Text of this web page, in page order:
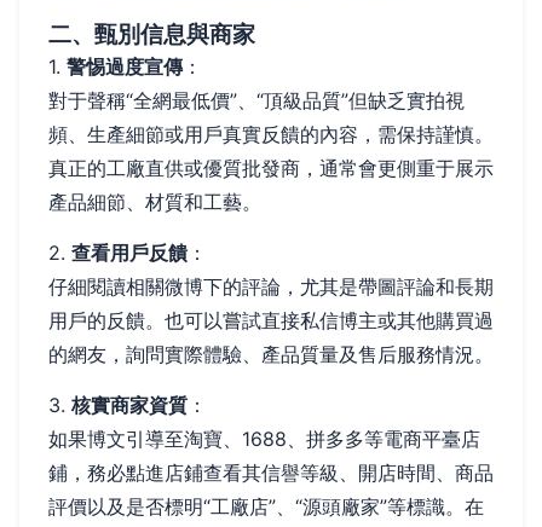
二、甄別信息與商家
1. 警惕過度宣傳：
對于聲稱“全網最低價”、“頂級品質”但缺乏實拍視
頻、生產細節或用戶真實反饋的內容，需保持謹慎。
真正的工廠直供或優質批發商，通常會更側重于展示
產品細節、材質和工藝。
2. 查看用戶反饋：
仔細閱讀相關微博下的評論，尤其是帶圖評論和長期
用戶的反饋。也可以嘗試直接私信博主或其他購買過
的網友，詢問實際體驗、產品質量及售后服務情況。
3. 核實商家資質 ：
如果博文引導至淘寶、1688、拼多多等電商平臺店
鋪，務必點進店鋪查看其信譽等級、開店時間、商品
評價以及是否標明“工廠店”、“源頭廠家”等標識。在